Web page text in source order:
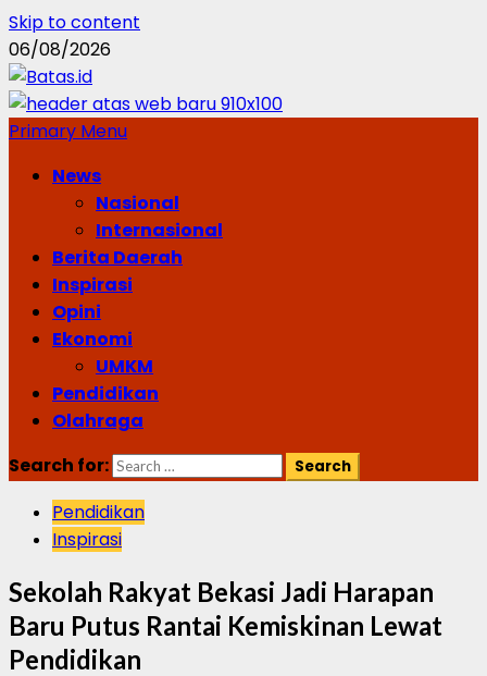
Skip to content
06/08/2026
Primary Menu
News
Nasional
Internasional
Berita Daerah
Inspirasi
Opini
Ekonomi
UMKM
Pendidikan
Olahraga
Search for:
Pendidikan
Inspirasi
Sekolah Rakyat Bekasi Jadi Harapan
Baru Putus Rantai Kemiskinan Lewat
Pendidikan